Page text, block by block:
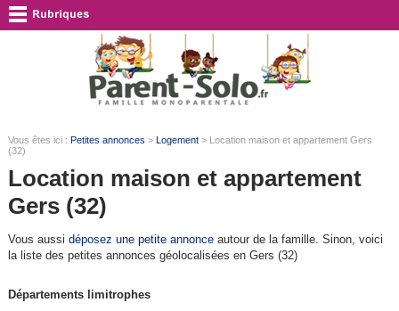
Vous êtes ici : Petites annonces > Logement> Location maison et appartement Gers
(32)
Location maison et appartement
Gers (32)
Vous aussi déposez une petite annonceautour de la famille. Sinon, voici
la liste des petites annonces géolocalisées en Gers (32)
Départements limitrophes